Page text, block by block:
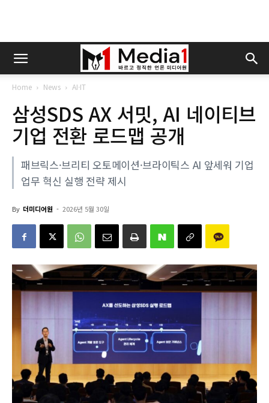
Home News AI·IT
삼성SDS AX 서밋, AI 네이티브
기업 전환 로드맵 공개
패브릭스·브리티 오토메이션·브라이틱스 AI 앞세워 기업
업무 혁신 실행 전략 제시
By 더미디어원 - 2026년 5월 30일